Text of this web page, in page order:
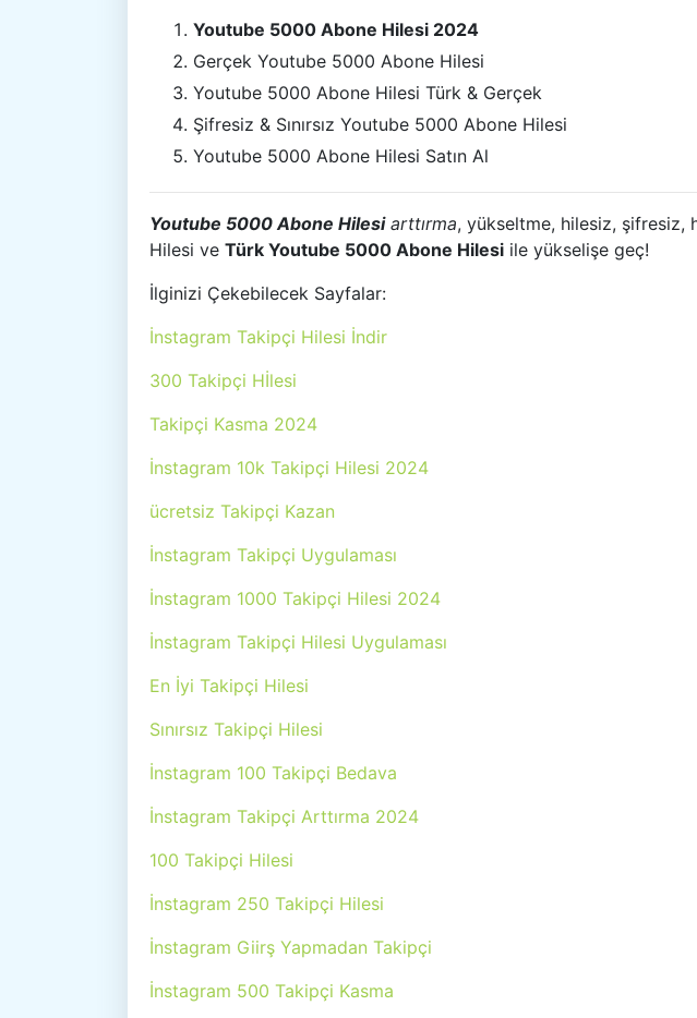
Youtube 5000 Abone Hilesi 2024
Gerçek Youtube 5000 Abone Hilesi
Youtube 5000 Abone Hilesi Türk & Gerçek
Şifresiz & Sınırsız Youtube 5000 Abone Hilesi
Youtube 5000 Abone Hilesi Satın Al
Youtube 5000 Abone Hilesiarttırma, yükseltme, hilesiz, şifresiz,
Hilesi ve Türk Youtube 5000 Abone Hilesi ile yükselişe geç!
İlginizi Çekebilecek Sayfalar:
İnstagram Takipçi Hilesi İndir
300 Takipçi Hİlesi
Takipçi Kasma 2024
İnstagram 10k Takipçi Hilesi 2024
ücretsiz Takipçi Kazan
İnstagram Takipçi Uygulaması
İnstagram 1000 Takipçi Hilesi 2024
İnstagram Takipçi Hilesi Uygulaması
En İyi Takipçi Hilesi
Sınırsız Takipçi Hilesi
İnstagram 100 Takipçi Bedava
İnstagram Takipçi Arttırma 2024
100 Takipçi Hilesi
İnstagram 250 Takipçi Hilesi
İnstagram Giirş Yapmadan Takipçi
İnstagram 500 Takipçi Kasma